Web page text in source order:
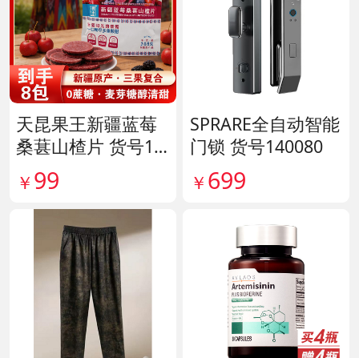
天昆果王新疆蓝莓
桑葚山楂片 货号14
1817
￥ 99
SPRARE全自动智能
门锁 货号140080
￥ 699